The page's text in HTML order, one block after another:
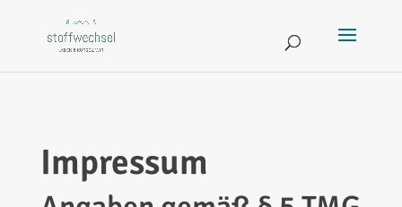
Impressum